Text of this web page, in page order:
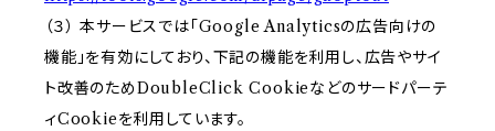
（３） 本サービスでは「Google Analyticsの広告向けの
機能」を有効にしており、下記の機能を利用し、広告やサイ
ト改善のためDoubleClick Cookieなどのサードパーテ
ィCookieを利用しています。